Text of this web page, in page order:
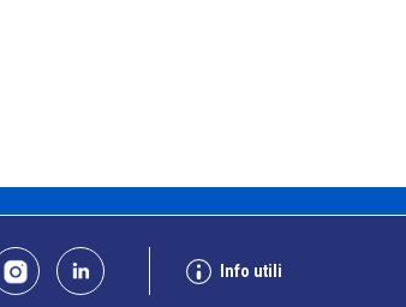
Info utili